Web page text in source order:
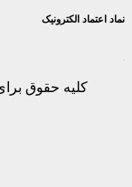
نماد اعتماد الکترونیک
کلیه حقوق